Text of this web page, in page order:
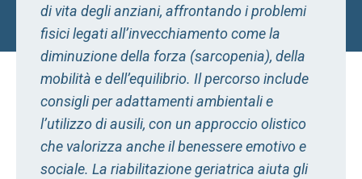
di vita degli anziani, affrontando i problemi
fisici legati all’invecchiamento come la
diminuzione della forza (sarcopenia), della
mobilità e dell’equilibrio. Il percorso include
consigli per adattamenti ambientali e
l’utilizzo di ausili, con un approccio olistico
che valorizza anche il benessere emotivo e
sociale. La riabilitazione geriatrica aiuta gli